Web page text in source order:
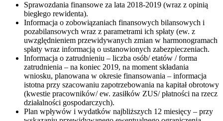
Sprawozdania finansowe za lata 2018-2019 (wraz z opinią
biegłego rewidenta).
Informacja o zobowiązaniach finansowych bilansowych i
pozabilansowych wraz z parametrami ich spłaty (ew. z
uwzględnieniem przewidywanych zmian w harmonogramach
spłaty wraz informacją o ustanowionych zabezpieczeniach.
Informacja o zatrudnieniu – liczba osób/ etatów / forma
zatrudnienia – na koniec 2019, na moment składania
wniosku, planowana w okresie finansowania – informacja
istotna przy szacowaniu zapotrzebowania na kapitał obrotowy
(kwestie pracowników/ ew. zasiłków ZUS/ płatności na rzecz
działalności gospodarczych).
Plan wpływów i wydatków najbliższych 12 miesięcy – przy